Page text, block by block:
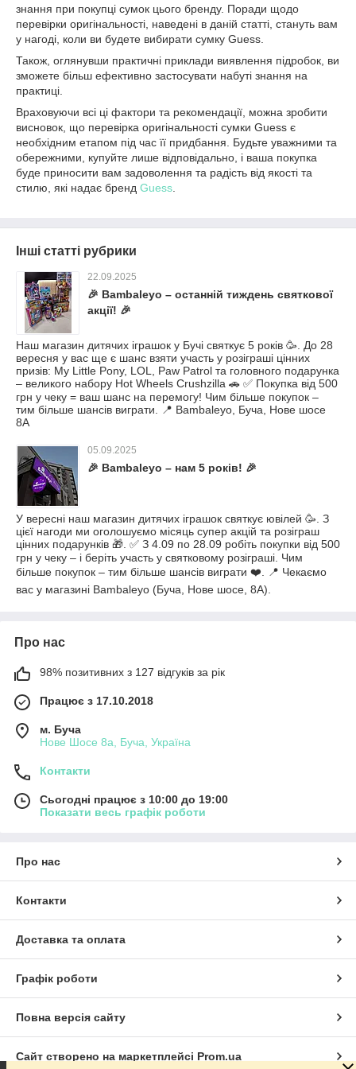
знання при покупці сумок цього бренду. Поради щодо
перевірки оригінальності, наведені в даній статті, стануть вам
у нагоді, коли ви будете вибирати сумку Guess.
Також, оглянувши практичні приклади виявлення підробок, ви
зможете більш ефективно застосувати набуті знання на
практиці.
Враховуючи всі ці фактори та рекомендації, можна зробити
висновок, що перевірка оригінальності сумки Guess є
необхідним етапом під час її придбання. Будьте уважними та
обережними, купуйте лише відповідально, і ваша покупка
буде приносити вам задоволення та радість від якості та
стилю, які надає бренд Guess
Інші статті рубрики
22.09.2025
🎉 Bambaleyo – останній тиждень святкової
акції! 🎉
Наш магазин дитячих іграшок у Бучі святкує 5 років 🥳. До 28
вересня у вас ще є шанс взяти участь у розіграші цінних
призів: My Little Pony, LOL, Paw Patrol та головного подарунка
– великого набору Hot Wheels Crushzilla 🚗 ✅ Покупка від 500
грн у чеку = ваш шанс на перемогу! Чим більше покупок –
тим більше шансів виграти. 📍 Bambaleyo, Буча, Нове шосе
8А
05.09.2025
🎉 Bambaleyo – нам 5 років! 🎉
У вересні наш магазин дитячих іграшок святкує ювілей 🥳. З
цієї нагоди ми оголошуємо місяць супер акцій та розіграш
цінних подарунків 🎁. ✅ З 4.09 по 28.09 робіть покупки від 500
грн у чеку – і беріть участь у святковому розіграші. Чим
більше покупок – тим більше шансів виграти ❤️. 📍 Чекаємо
вас у магазині Bambaleyo (Буча, Нове шосе, 8А).
Про нас
98% позитивних з 127 відгуків за рік
Працює з 17.10.2018
м. Буча
Нове Шосе 8а, Буча, Україна
Контакти
Сьогодні працює з 10:00 до 19:00
Показати весь графік роботи
Про нас
Контакти
Доставка та оплата
Графік роботи
Повна версія сайту
Сайт створено на маркетплейсі Prom.ua